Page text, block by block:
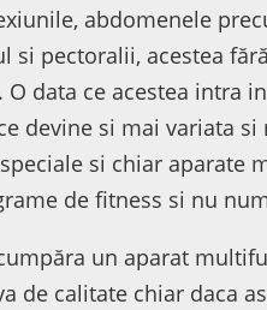
abdomenele
si pectoralii, acestea
data ce acestea intra
devine si mai variata
si chiar aparate
de fitness si nu
un aparat
de calitate chiar daca